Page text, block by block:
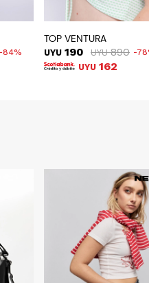
84
TOP VENTURA
UYU 190 UYU 890 78
UYU 162